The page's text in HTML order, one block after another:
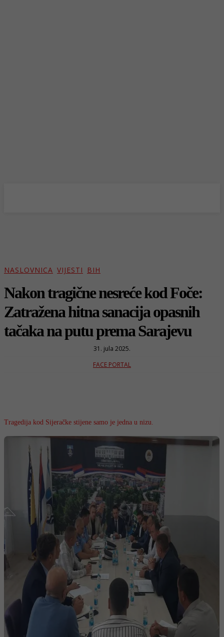
NASLOVNICA VIJESTI BIH
Nakon tragične nesreće kod Foče:
Zatražena hitna sanacija opasnih
tačaka na putu prema Sarajevu
31. jula 2025.
FACE PORTAL
Tragedija kod Sijeračke stijene samo je jedna u nizu.